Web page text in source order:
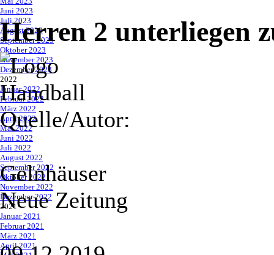
Juni 2023
Juli 2023
August 2023
September 2023
Oktober 2023
November 2023
Dezember 2023
2022
Januar 2022
Februar 2022
März 2022
April 2022
Mai 2022
Juni 2022
Juli 2022
August 2022
September 2022
Oktober 2022
November 2022
Dezember 2022
2021▼
Januar 2021
Februar 2021
März 2021
April 2021
Herren 2 unterliegen
Quelle/Autor:
Gelnhäuser
Neue Zeitung